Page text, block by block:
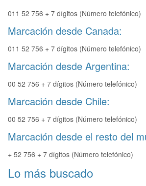
011 52 756 + 7 dígitos (Número telefónico)
Marcación desde Canada:
011 52 756 + 7 dígitos (Número telefónico)
Marcación desde Argentina:
00 52 756 + 7 dígitos (Número telefónico)
Marcación desde Chile:
00 52 756 + 7 dígitos (Número telefónico)
Marcación desde el resto del
+ 52 756 + 7 dígitos (Número telefónico)
Lo más buscado